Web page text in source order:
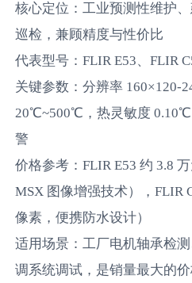
核心定位：工业预测性维护
巡检，兼顾精度与性价比
代表型号：FLIR E53、FLIR
关键参数：分辨率 160×120-
20℃~500℃，热灵敏度 0.10℃
警
价格参考：FLIR E53 约 3.8
MSX 图像增强技术），FLIR
像素，便携防水设计）
适用场景：工厂电机轴承检
调系统调试，是销量最大的